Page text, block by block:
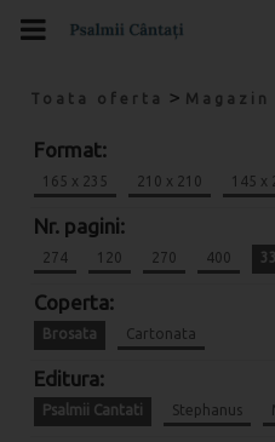
Toata oferta > Magazin
Format:
165 x 235 210 x 210 145 x
Nr. pagini:
274 120 270 400
Coperta:
Brosata Cartonata
Editura:
Psalmii Cantati Stephanus